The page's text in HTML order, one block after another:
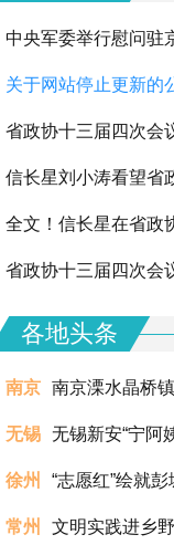
中央军委举行慰问驻
向全军老同志祝贺新
关于网站停止更新的
省政协十三届四次会
信长星刘小涛看望省
全文！信长星在省政
省政协十三届四次会
各地头条
南京 南京溧水晶桥
无锡 无锡新安“宁阿
治理融合的创新实践
徐州 “志愿红”绘就
常州 文明实践进乡